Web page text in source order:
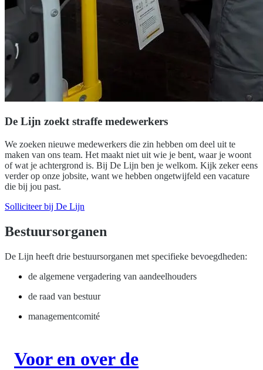
De Lijn zoekt straffe medewerkers
We zoeken nieuwe medewerkers die zin hebben om deel uit te
maken van ons team. Het maakt niet uit wie je bent, waar je woont
of wat je achtergrond is. Bij De Lijn ben je welkom. Kijk zeker eens
verder op onze jobsite, want we hebben ongetwijfeld een vacature
die bij jou past.
Solliciteer bij De Lijn
Bestuursorganen
De Lijn heeft drie bestuursorganen met specifieke bevoegdheden:
de algemene vergadering van aandeelhouders
de raad van bestuur
managementcomité
Voor en over de